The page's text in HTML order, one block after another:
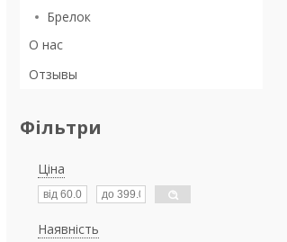
Брелок
О нас
Отзывы
Фільтри
Ціна
Наявність